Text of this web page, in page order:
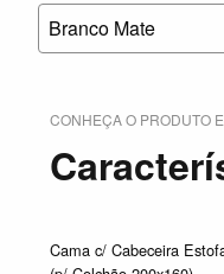
Branco Mate
CONHEÇA O PRODUTO
Cama c/ Cabeceira